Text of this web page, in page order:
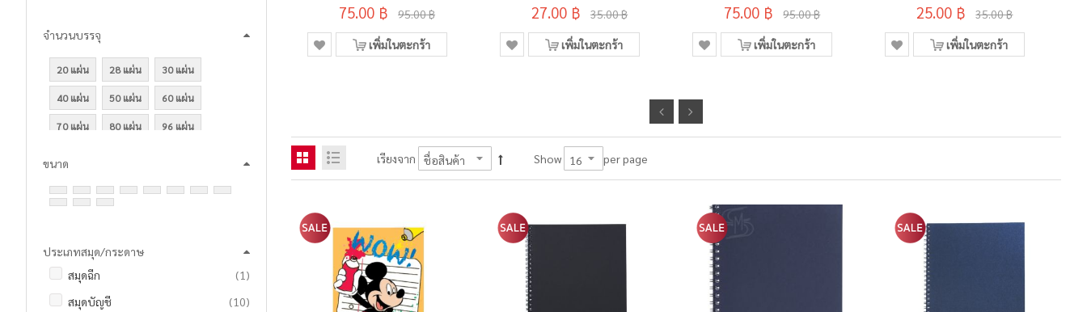
150 แผ่น
75.00 ฿ 95.00 ฿
เพิ่มในตะกร้า
แผ่น คละสี
27.00 ฿ 35.00 ฿
เพิ่มในตะกร้า
แผ่น คละสี
75.00 ฿ 95.00 ฿
เพิ่มในตะกร้า
ลาย
25.00 ฿ 35.00 ฿
เพิ่มในตะกร้า
เรียงจาก Show per page
จำนวนบรรจุ
20 แผ่น 28 แผ่น 30 แผ่น
40 แผ่น 50 แผ่น 60 แผ่น
70 แผ่น 80 แผ่น 96 แผ่น
ขนาด
ประเภทสมุด/กระดาษ
สมุดฉีก
1 ชิ้น
สมุดบัญชี
10รายการ